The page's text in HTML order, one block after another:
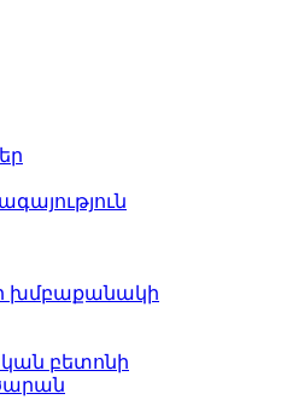
խմբաքանակի
բետոնի